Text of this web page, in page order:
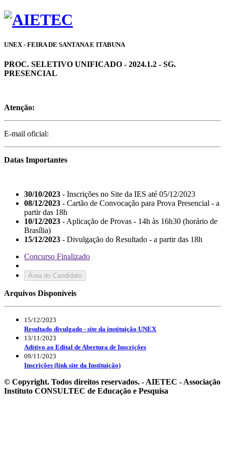
UNEX - FEIRA DE SANTANA E ITABUNA
PROC. SELETIVO UNIFICADO - 2024.1.2 - SG.
PRESENCIAL
Atenção:
E-mail oficial:
Datas Importantes
30/10/2023 - Inscrições no Site da IES até 05/12/2023
08/12/2023 - Cartão de Convocação para Prova Presencial - a
partir das 18h
10/12/2023 - Aplicação de Provas - 14h às 16h30 (horário de
Brasília)
15/12/2023 - Divulgação do Resultado - a partir das 18h
Concurso Finalizado
Área do Candidato
Arquivos Disponíveis
15/12/2023
Resultado divulgado - site da instituição UNEX
13/11/2023
Aditivo ao Edital de Abertura de Inscrições
09/11/2023
Inscrições (link site da Instituição)
© Copyright. Todos direitos reservados. - AIETEC - Associação
Instituto CONSULTEC de Educação e Pesquisa